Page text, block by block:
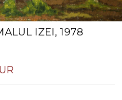
IZEI, 1978